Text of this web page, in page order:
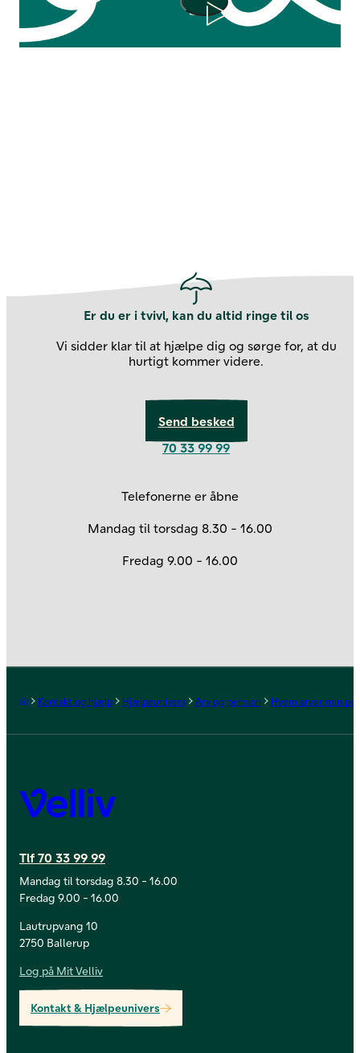
Afspil
Er du er i tvivl, kan du altid ringe til os
Vi sidder klar til at hjælpe dig og sørge for, at du
hurtigt kommer videre.
Send besked
70 33 99 99
Telefonerne er åbne
Mandag til torsdag 8.30 - 16.00
Fredag 9.00 - 16.00
Forside
Kontakt og hjælp Hjælpeunivers Arv og pension Hvem arver min
Velliv
Tlf 70 33 99 99
Mandag til torsdag 8.30 - 16.00
Fredag 9.00 - 16.00
Lautrupvang 10
2750 Ballerup
Log på Mit Velliv
Kontakt & Hjælpeunivers